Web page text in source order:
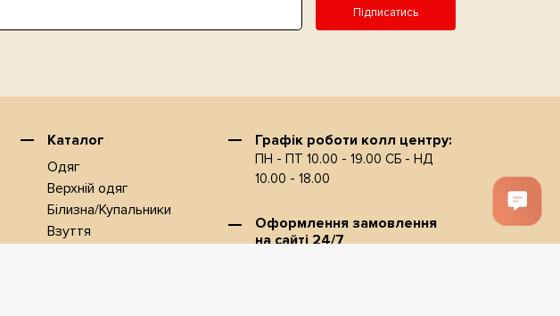
Підписатись
Каталог
Одяг
Верхнiй одяг
Білизна/Купальники
Взуття
Графiк роботи колл центру:
ПН - ПТ 10.00 - 19.00 СБ - НД
10.00 - 18.00
Оформлення замовлення
на сайтi 24/7